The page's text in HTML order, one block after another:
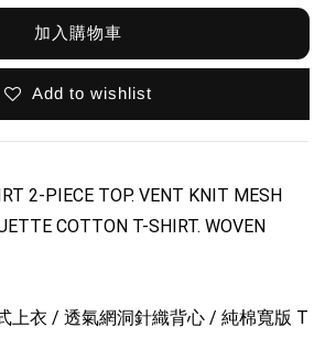
加入購物車
Add to wishlist
2-PIECE TOP. VENT KNIT MESH
COTTON T-SHIRT. WOVEN
上衣 / 透氣網洞針織背心 / 純棉寬版 T